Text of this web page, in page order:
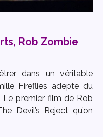
Rob Zombie
dans un véritable
Fireflies adepte du
Le premier film de Rob
Devil’s Reject qu’on